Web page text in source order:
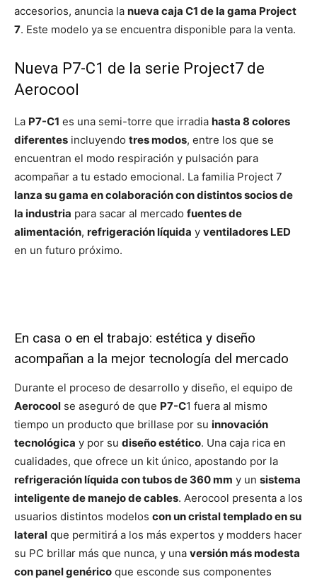
accesorios, anuncia la nueva caja C1 de la gama Project
7. Este modelo ya se encuentra disponible para la venta.
Nueva P7-C1 de la serie Project7 de
Aerocool
La P7-C1 es una semi-torre que irradia hasta 8 colores
diferentes incluyendo tres modos, entre los que se
encuentran el modo respiración y pulsación para
acompañar a tu estado emocional. La familia Project 7
lanza su gama en colaboración con distintos socios de
la industria para sacar al mercado fuentes de
alimentación, refrigeración líquida y ventiladores LED
en un futuro próximo.
En casa o en el trabajo: estética y diseño
acompañan a la mejor tecnología del mercado
Durante el proceso de desarrollo y diseño, el equipo de
Aerocool se aseguró de que P7-C1 fuera al mismo
tiempo un producto que brillase por su innovación
tecnológica y por su diseño estético. Una caja rica en
cualidades, que ofrece un kit único, apostando por la
refrigeración líquida con tubos de 360 mm y un sistema
inteligente de manejo de cables. Aerocool presenta a los
usuarios distintos modelos con un cristal templado en su
lateral que permitirá a los más expertos y modders hacer
su PC brillar más que nunca, y una versión más modesta
con panel genérico que esconde sus componentes